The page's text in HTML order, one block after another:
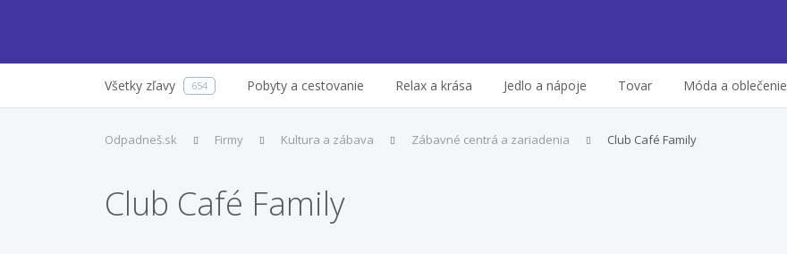
Všetky zľavy 654 Pobyty a cestovanie Relax a krása Jedlo a nápoje Tovar Móda a oblečenie
Odpadneš.sk Firmy Kultura a zábava Zábavné centrá a zariadenia Club Café Family
Club Café Family